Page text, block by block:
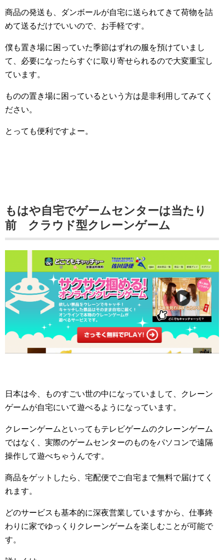
商品の発送も、ダンボールが自宅に送られてきて荷物を詰
めて送るだけでいいので、お手軽です。
僕も置き場に困っていた季節はずれの服を預けていまし
て、必要になったらすぐに取り寄せられるので大変重宝し
ています。
ものの置き場に困っているという方は是非利用してみてく
ださい。
とっても便利ですよー。
もはや自宅でゲームセンターは当たり
前 クラウド型クレーンゲーム
日本は今、ものすごい世の中になっていまして、クレーン
ゲームが自宅にいて遊べるようになっています。
クレーンゲームといってもテレビゲームのクレーンゲーム
ではなく、実際のゲームセンターのものをパソコンで遠隔
操作して遊べちゃうんです。
商品をゲットしたら、宅配便でご自宅まで無料で届けてく
れます。
どのサービスも基本的に深夜営業していますから、仕事終
わりに家でゆっくりクレーンゲームを楽しむことが可能で
す。